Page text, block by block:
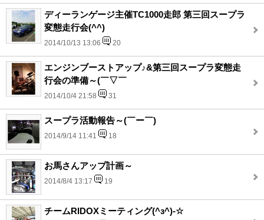
ディーランゲージ主催TC1000走郎 第三回スープラ
変態走行会(^^)
2014/10/13 13:06 20
エンジンブーストアップ♪&第三回スープラ変態走
行会の準備～(￣▽￣
2014/10/4 21:58 31
スープラ活動報告～(￣ー￣)
2014/9/14 11:41 18
お馬さんアップ計画～
2014/8/4 13:17 19
チームRIDOXミーティング(^з^)-☆